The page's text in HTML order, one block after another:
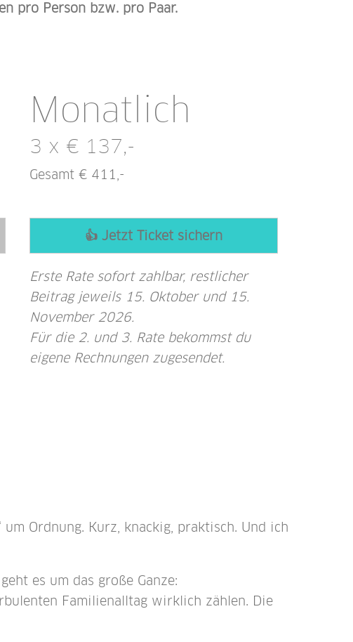
pro Person bzw. pro Paar.
Monatlich
3 x € 137,-
Gesamt € 411,-
👍 Jetzt Ticket sichern
Erste Rate sofort zahlbar, restlicher
Beitrag jeweils 15. Oktober und 15.
November 2026.
Für die 2. und 3. Rate bekommst du
eigene Rechnungen zugesendet.
Ordnung. Kurz, knackig, praktisch. Und ich
es um das große Ganze:
Familienalltag wirklich zählen. Die